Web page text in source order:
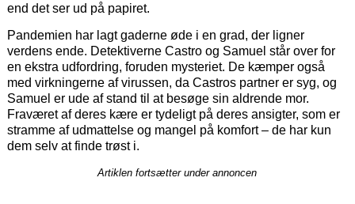
end det ser ud på papiret.
Pandemien har lagt gaderne øde i en grad, der ligner
verdens ende. Detektiverne Castro og Samuel står over for
en ekstra udfordring, foruden mysteriet. De kæmper også
med virkningerne af virussen, da Castros partner er syg, og
Samuel er ude af stand til at besøge sin aldrende mor.
Fraværet af deres kære er tydeligt på deres ansigter, som er
stramme af udmattelse og mangel på komfort – de har kun
dem selv at finde trøst i.
Artiklen fortsætter under annoncen